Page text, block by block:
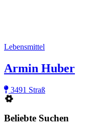
Lebensmittel
Armin Huber
3491 Straß
Beliebte Suchen